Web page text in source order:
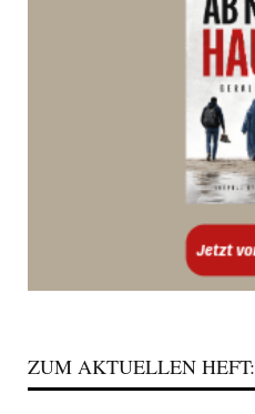
ZUM AKTUELLEN HEFT: